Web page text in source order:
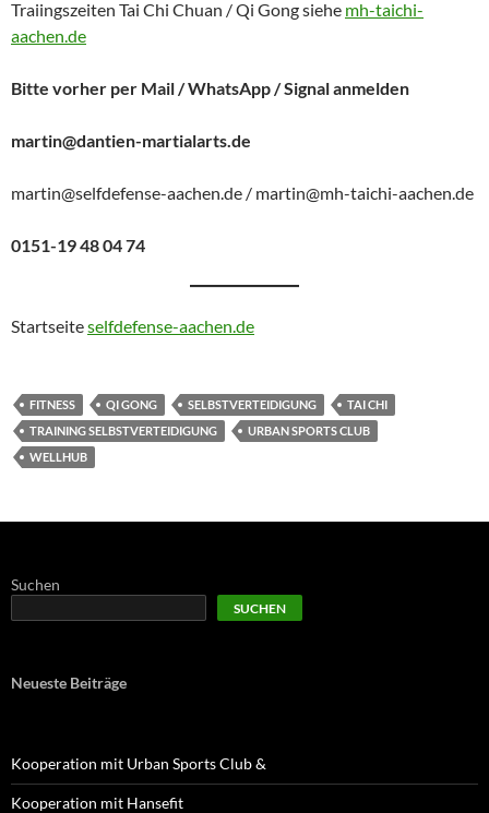
Traiingszeiten Tai Chi Chuan / Qi Gong siehe mh-taichi-
aachen.de
Bitte vorher per Mail / WhatsApp / Signal anmelden
martin@dantien-martialarts.de
martin@selfdefense-aachen.de / martin@mh-taichi-aachen.de
0151-19 48 04 74
Startseiteselfdefense-aachen.de
FITNESS QI GONG SELBSTVERTEIDIGUNG
TAI CHI
TRAINING SELBSTVERTEIDIGUNG
URBAN SPORTS CLUB
WELLHUB
Suchen
SUCHEN
Neueste Beiträge
Kooperation mit Urban Sports Club &
Kooperation mit Hansefit